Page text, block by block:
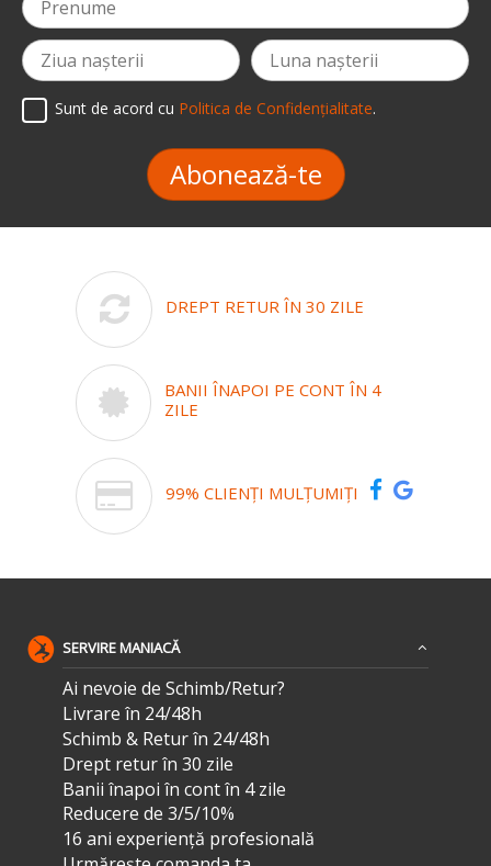
Sunt de acord cu Politica de Confidențialitate.
Abonează-te
DREPT RETUR ÎN 30 ZILE
BANII ÎNAPOI PE CONT ÎN 4
ZILE
99% CLIENȚI MULȚUMIȚI
SERVIRE MANIACĂ
Ai nevoie de Schimb/Retur?
Livrare în 24/48h
Schimb & Retur în 24/48h
Drept retur în 30 zile
Banii înapoi în cont în 4 zile
Reducere de 3/5/10%
16 ani experiență profesională